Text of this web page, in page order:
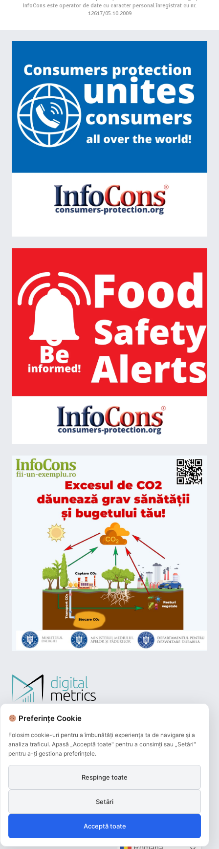
InfoCons este operator de date cu caracter personal înregistrat cu nr.
12617/05.10.2009
și beneficiază de 3D-Secure.
Preferințe Cookie
Folosim cookie-uri pentru a îmbunătăți experiența ta de navigare și a
analiza traficul. Apasă „Acceptă toate" pentru a consimți sau „Setări"
pentru a-ți gestiona preferințele.
Respinge toate
Setări
Acceptă toate